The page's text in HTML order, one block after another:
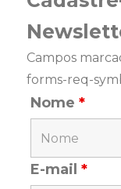
Campos
forms-req-
Nome*
E-mail*